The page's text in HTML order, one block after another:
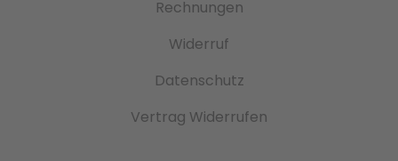
Rechnungen
Widerruf
Datenschutz
Vertrag Widerrufen